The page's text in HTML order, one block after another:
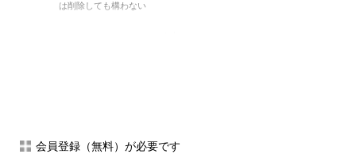
は削除しても構わない
であることが分かるからです。ローカルのユーザーまたはグルー
会員登録（無料）が必要です